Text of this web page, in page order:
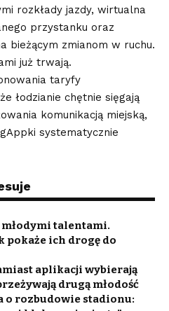
rozkłady jazdy, wirtualna
przystanku oraz
bieżącym zmianom w ruchu.
już trwają.
taryfy
łodzianie chętnie sięgają
komunikacją miejską,
systematycznie
młodymi talentami.
ich drogę do
aplikacji wybierają
drugą młodość
o rozbudowie stadionu: